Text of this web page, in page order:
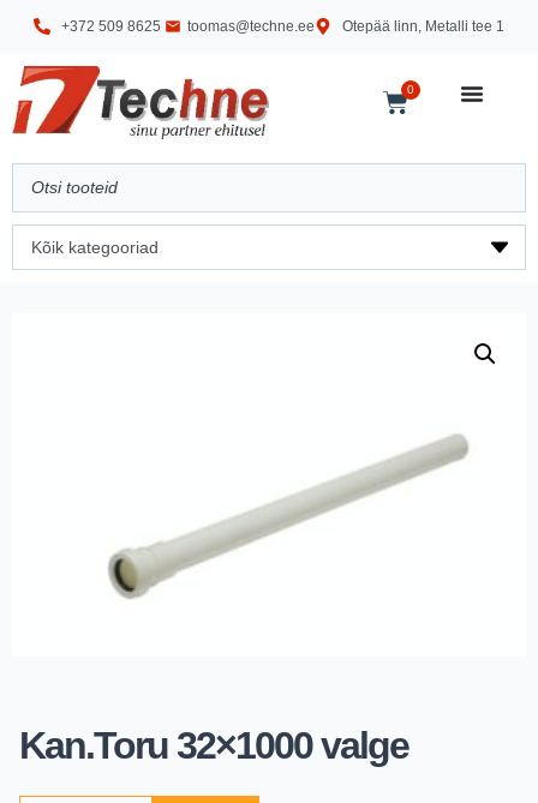
+372 509 8625 toomas@techne.ee Otepää linn, Metalli tee 1
0
Kan.Toru 32×1000 valge